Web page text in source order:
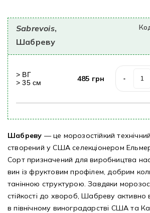
Sabrevois,
Шабреву
> ВГ
>35cм 485 грн -
Шабреву — це морозостійкий
створений у США селекціонером
Сорт призначений для виробництва
вин із фруктовим профілем, добрим
танінною структурою. Завдяки
стійкості до хвороб, Шабреву активно
в північному виноградарстві США та